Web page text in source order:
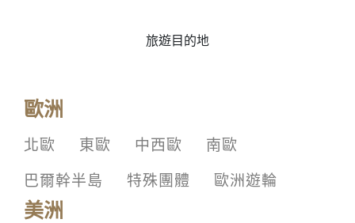
旅遊目的地
歐洲
北歐 東歐 中西歐
南歐
巴爾幹半島
特殊團體 歐洲遊輪
美洲